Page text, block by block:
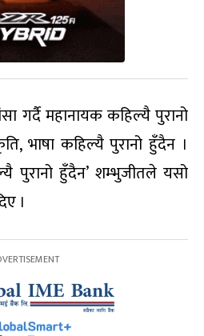
गर्दै महानायक कहिल्यै पुरानो
भाषा कहिल्यै पुरानो हुँदैन ।
पुरानो हुँदैन’ शम्भुजीतले यसो
।